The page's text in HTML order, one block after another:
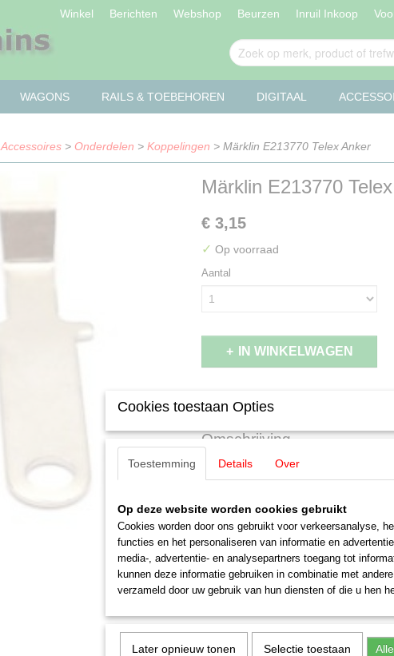
Winkel Berichten Webshop Beurzen Inruil Inkoop
WAGONS RAILS & TOEBEHOREN DIGITAAL
Accessoires > Onderdelen > Koppelingen > Märklin E213770 Telex Anker
Märklin E213770
€ 3,15
✓ Op voorraad
Aantal
IN WINKELWAGEN
Specificaties
Productcode leverancier
Schaal
Staat
Omschrijving
Märklin E213770
Cookies toestaan Opties
Toestemming Details Over
Op deze website worden cookies gebruikt
Cookies worden door ons gebruikt voor verkeersanalyse,
functies en het personaliseren van informatie en
media-, advertentie- en analysepartners toegang tot
kunnen deze informatie gebruiken in combinatie met
verzameld door uw gebruik van hun diensten of die u hen
Later opnieuw tonen Selectie toestaan